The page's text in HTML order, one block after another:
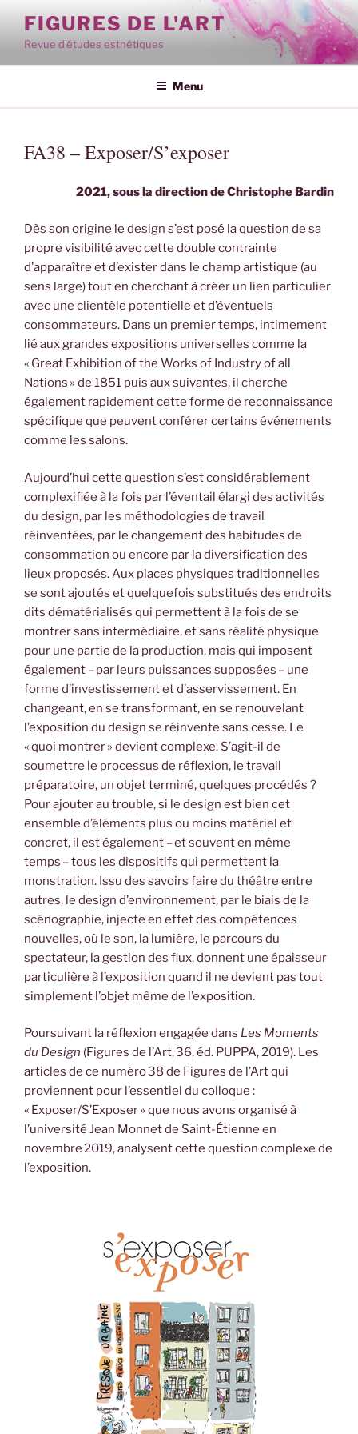
contenu
principal
FIGURES DE L'ART
Revue d'études esthétiques
Menu
FA38 – Exposer/S’exposer
2021, sous la direction de Christophe Bardin
Dès son origine le design s’est posé la question de sa
propre visibilité avec cette double contrainte
d’apparaître et d’exister dans le champ artistique (au
sens large) tout en cherchant à créer un lien particulier
avec une clientèle potentielle et d’éventuels
consommateurs. Dans un premier temps, intimement
lié aux grandes expositions universelles comme la
« Great Exhibition of the Works of Industry of all
Nations » de 1851 puis aux suivantes, il cherche
également rapidement cette forme de reconnaissance
spécifique que peuvent conférer certains événements
comme les salons.
Aujourd’hui cette question s’est considérablement
complexifiée à la fois par l’éventail élargi des activités
du design, par les méthodologies de travail
réinventées, par le changement des habitudes de
consommation ou encore par la diversification des
lieux proposés. Aux places physiques traditionnelles
se sont ajoutés et quelquefois substitués des endroits
dits dématérialisés qui permettent à la fois de se
montrer sans intermédiaire, et sans réalité physique
pour une partie de la production, mais qui imposent
également – par leurs puissances supposées – une
forme d’investissement et d’asservissement. En
changeant, en se transformant, en se renouvelant
l’exposition du design se réinvente sans cesse. Le
« quoi montrer » devient complexe. S’agit-il de
soumettre le processus de réflexion, le travail
préparatoire, un objet terminé, quelques procédés ?
Pour ajouter au trouble, si le design est bien cet
ensemble d’éléments plus ou moins matériel et
concret, il est également – et souvent en même
temps – tous les dispositifs qui permettent la
monstration. Issu des savoirs faire du théâtre entre
autres, le design d’environnement, par le biais de la
scénographie, injecte en effet des compétences
nouvelles, où le son, la lumière, le parcours du
spectateur, la gestion des flux, donnent une épaisseur
particulière à l’exposition quand il ne devient pas tout
simplement l’objet même de l’exposition.
Poursuivant la réflexion engagée dans Les Moments
du Design (Figures de l’Art, 36, éd. PUPPA, 2019). Les
articles de ce numéro 38 de Figures de l’Art qui
proviennent pour l’essentiel du colloque :
« Exposer/S’Exposer » que nous avons organisé à
l’université Jean Monnet de Saint-Étienne en
novembre 2019, analysent cette question complexe de
l’exposition.